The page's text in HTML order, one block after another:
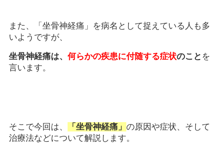
また、「坐骨神経痛」を病名として捉えている人も多
いようですが、
坐骨神経痛は、 何らかの疾患に付随する症状のこと を
言います。
そこで今回は、 「坐骨神経痛」 の原因や症状、そして
治療法などについて解説します。